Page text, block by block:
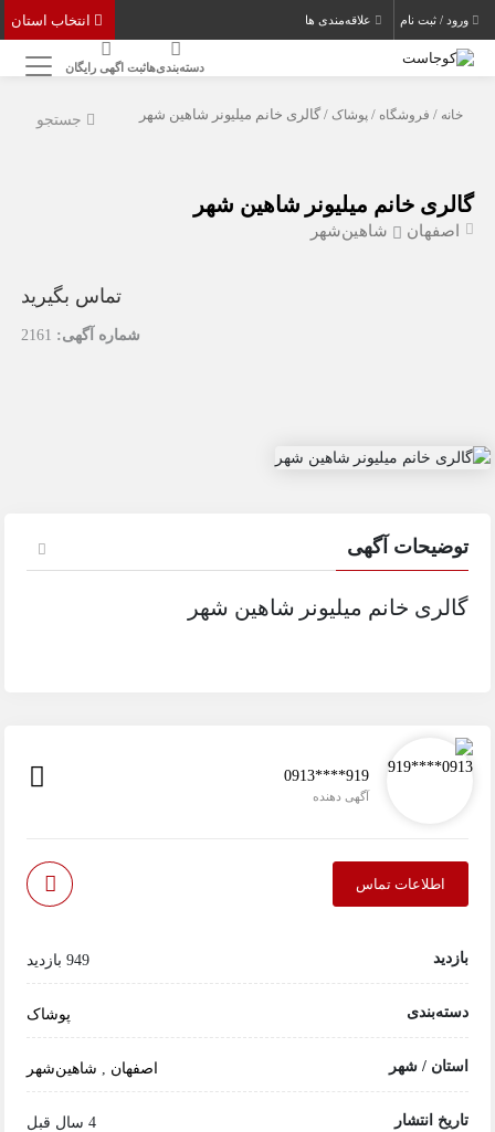
ورود / ثبت نام علاقه‌مندی ها
دسته‌بندی‌هاثبت اگهی رایگان
جستجو خانه / فروشگاه / پوشاک / گالری خانم میلیونر شاهین شهر
گالری خانم میلیونر شاهین شهر
اصفهان شاهین‌شهر
تماس بگیرید
شماره آگهی: 2161
توضیحات آگهی
گالری خانم میلیونر شاهین شهر
0913****919
آگهی دهنده
اطلاعات تماس
بازدید 949 بازدید
دسته‌بندی پوشاک
استان / شهر اصفهان شاهین‌شهر
تاریخ انتشار 4 سال قبل